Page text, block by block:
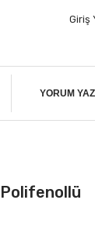
Giriş
YORUM YAZ